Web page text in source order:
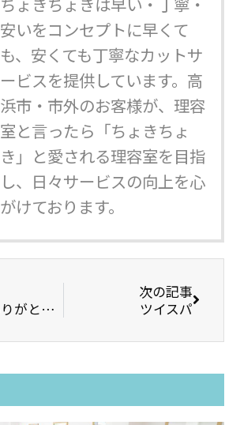
安いをコンセプトに早くて
も、安くても丁寧なカットサ
ービスを提供しています。高
浜市・市外のお客様が、理容
室と言ったら「ちょきちょ
き」と愛される理容室を目指
し、日々サービスの向上を心
がけております。
差し入れありがとうございました。
次の記事
ツイスパ